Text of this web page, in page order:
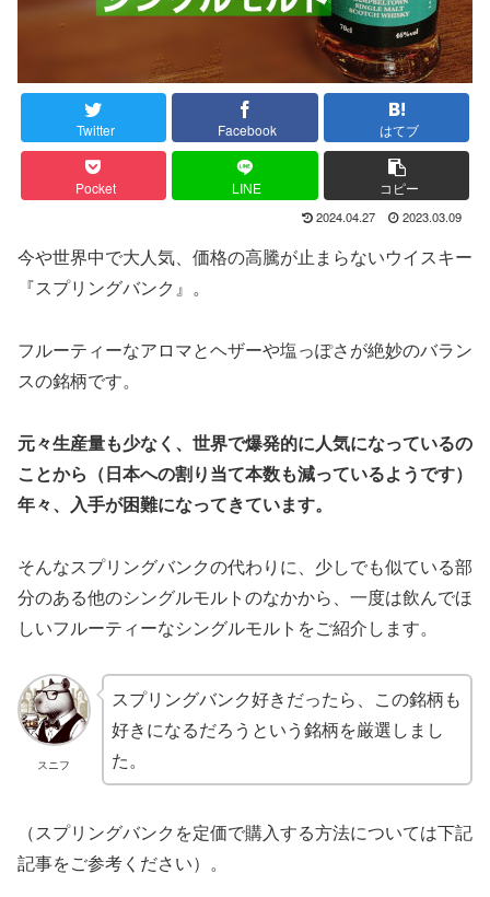
Twitter Facebook はてブ
Pocket LINE コピー
2024.04.27 2023.03.09
今や世界中で大人気、価格の高騰が止まらないウイスキー
『スプリングバンク』。
フルーティーなアロマとヘザーや塩っぽさが絶妙のバラン
スの銘柄です。
元々生産量も少なく、世界で爆発的に人気になっているの
ことから （日本への割り当て本数も減っているようです）
年々、入手が困難になってきています。
そんなスプリングバンクの代わりに、少しでも似ている部
分のある他のシングルモルトのなかから、一度は飲んでほ
しいフルーティーなシングルモルトをご紹介します。
スニフ
スプリングバンク好きだったら、この銘柄も
好きになるだろうという銘柄を厳選しまし
た。
（スプリングバンクを定価で購入する方法については下記
記事をご参考ください）。